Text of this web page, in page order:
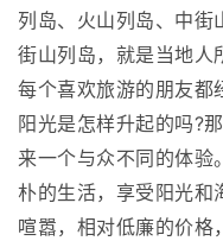
列岛、火山列岛、中街
街山列岛，就是当地人
每个喜欢旅游的朋友都
阳光是怎样升起的吗?
来一个与众不同的体验
朴的生活，享受阳光和
喧嚣，相对低廉的价格